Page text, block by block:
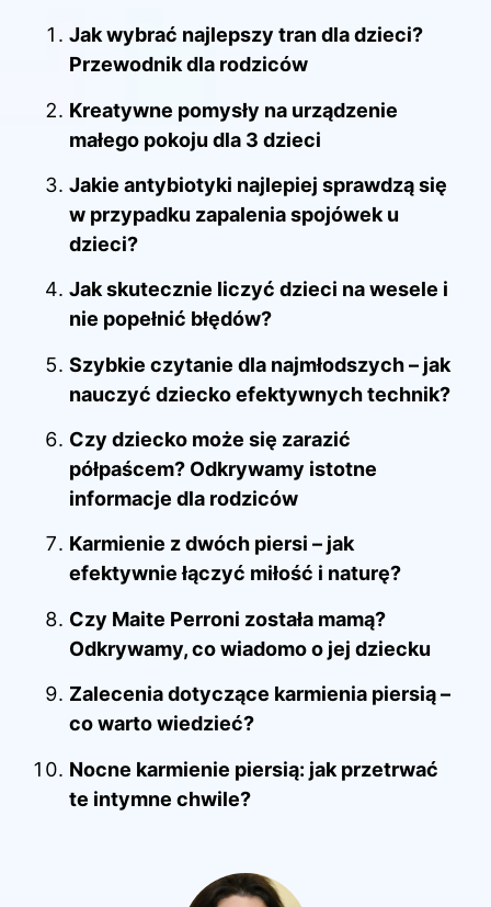
Jak wybrać najlepszy tran dla dzieci?
Przewodnik dla rodziców
Kreatywne pomysły na urządzenie
małego pokoju dla 3 dzieci
Jakie antybiotyki najlepiej sprawdzą się
w przypadku zapalenia spojówek u
dzieci?
Jak skutecznie liczyć dzieci na wesele i
nie popełnić błędów?
Szybkie czytanie dla najmłodszych – jak
nauczyć dziecko efektywnych technik?
Czy dziecko może się zarazić
półpaścem? Odkrywamy istotne
informacje dla rodziców
Karmienie z dwóch piersi – jak
efektywnie łączyć miłość i naturę?
Czy Maite Perroni została mamą?
Odkrywamy, co wiadomo o jej dziecku
Zalecenia dotyczące karmienia piersią –
co warto wiedzieć?
Nocne karmienie piersią: jak przetrwać
te intymne chwile?